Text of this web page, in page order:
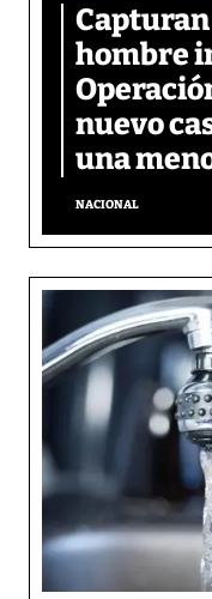
hombre
nuevo
una
NACIONAL